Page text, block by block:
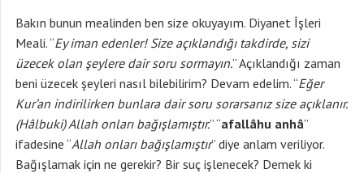
Bakın bunun mealinden ben size okuyayım. Diyanet İşleri
Meali. “Ey iman edenler! Size açıklandığı takdirde, sizi
üzecek olan şeylere dair soru sormayın.” Açıklandığı zaman
beni üzecek şeyleri nasıl bilebilirim? Devam edelim. “Eğer
Kur’an indirilirken bunlara dair soru sorarsanız size açıklanır.
(Hâlbuki) Allah onları bağışlamıştır.” “afallâhu anhâ”
ifadesine “Allah onları bağışlamıştır” diye anlam veriliyor.
Bağışlamak için ne gerekir? Bir suç işlenecek? Demek ki